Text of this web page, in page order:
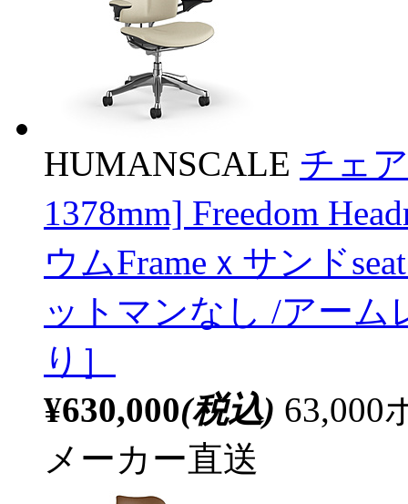
HUMANSCALE チェ
1378mm] Freedom
ウムFrameｘサンド
ットマンなし /アー
り］
¥630,000(税込) 63,000
メーカー直送